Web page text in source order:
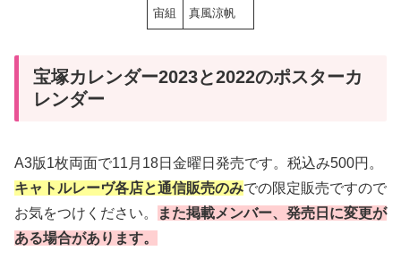
宙組 真風涼帆
宝塚カレンダー2023と2022のポスターカ
レンダー
A3版1枚両面で11月18日金曜日発売です。税込み500円。
キャトルレーヴ各店と通信販売のみでの限定販売ですので
お気をつけください。
また掲載メンバー、発売日に変更が
ある場合があります。